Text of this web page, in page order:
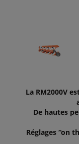
La RM2000V
De hautes
Réglages “on